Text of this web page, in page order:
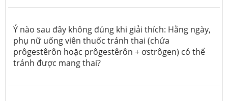
Ý nào sau đây không đúng khi giải thích: Hằng ngày,
phụ nữ uống viên thuốc tránh thai (chứa
prôgestêrôn hoặc prôgestêrôn + ơstrôgen) có thể
tránh được mang thai?